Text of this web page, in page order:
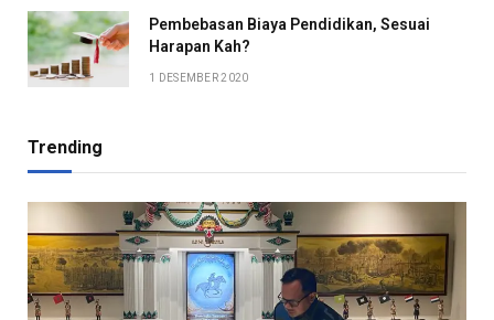
Pembebasan Biaya Pendidikan, Sesuai
Harapan Kah?
1 DESEMBER 2020
Trending